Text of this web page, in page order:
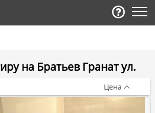
на Братьев Гранат ул.
Цена